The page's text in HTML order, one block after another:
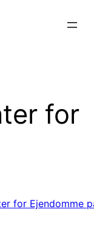
for